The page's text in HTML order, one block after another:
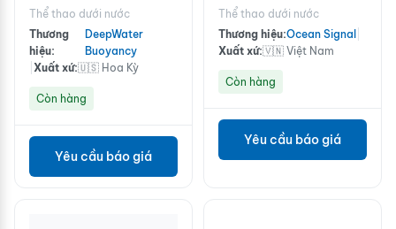
FloatTM Mooring
Buoy, 750m
Thể thao dưới nước
Thương
hiệu:
DeepWater
Buoyancy
Xuất xứ:🇺🇸 Hoa Kỳ
Còn hàng
Yêu cầu báo giá
battery replacement
Thể thao dưới nước
Thương hiệu:Ocean Signal
Xuất xứ:🇻🇳 Việt Nam
Còn hàng
Yêu cầu báo giá